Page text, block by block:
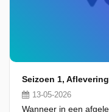
Seizoen 1,
13-05-2026
Wanneer in een